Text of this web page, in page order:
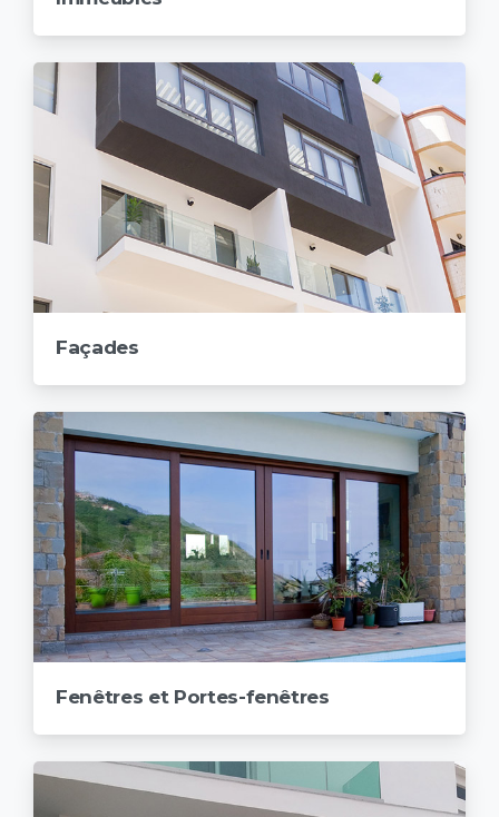
Façades
Fenêtres et Portes-fenêtres